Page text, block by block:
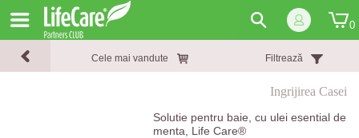
0
Cele mai vandute Filtrează
Ingrijirea Casei
Solutie pentru baie, cu ulei esential de
menta, Life Care®